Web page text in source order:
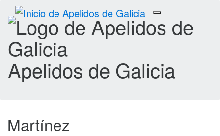
Toggle
navigation
Apelidos de Galicia
Martínez